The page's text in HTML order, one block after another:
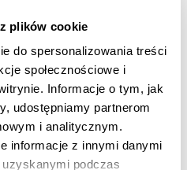
plików cookie
do spersonalizowania treści
społecznościowe i
Informacje o tym, jak
udostępniamy partnerom
i analitycznym.
informacje z innymi danymi
podczas